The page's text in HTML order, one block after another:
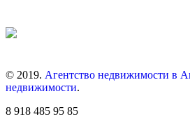
© 2019. Агентство недвижимости в
недвижимости.
8 918 485 95 85